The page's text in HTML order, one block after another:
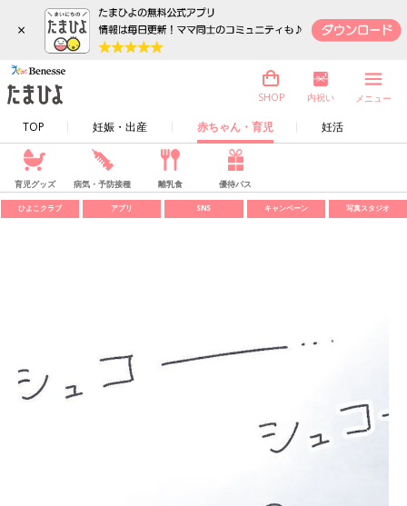
×
TOP 妊娠・出産 赤ちゃん・育児 妊活
SHOP 内祝い メニュー
育児グッズ 病気・予防接種 離乳食 優待パス
ひよこクラブ アプリ SNS キャンペーン 写真スタジオ